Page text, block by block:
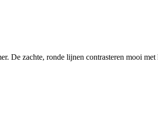
De zachte, ronde lijnen contrasteren mooi